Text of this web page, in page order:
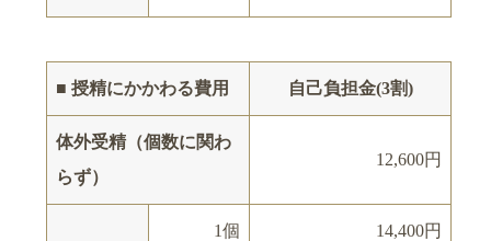
■ 授精にかかわる費用 自己負担金(3割)
体外受精（個数に関わ
らず）
12,600円
1個 14,400円